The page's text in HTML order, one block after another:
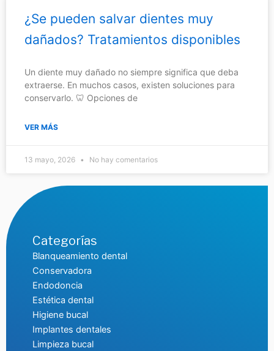
¿Se pueden salvar dientes muy
dañados? Tratamientos disponibles
Un diente muy dañado no siempre significa que deba
extraerse. En muchos casos, existen soluciones para
conservarlo. 🦷 Opciones de
VER MÁS
13 mayo, 2026 No hay comentarios
Categorías
Blanqueamiento dental
Conservadora
Endodoncia
Estética dental
Higiene bucal
Implantes dentales
Limpieza bucal